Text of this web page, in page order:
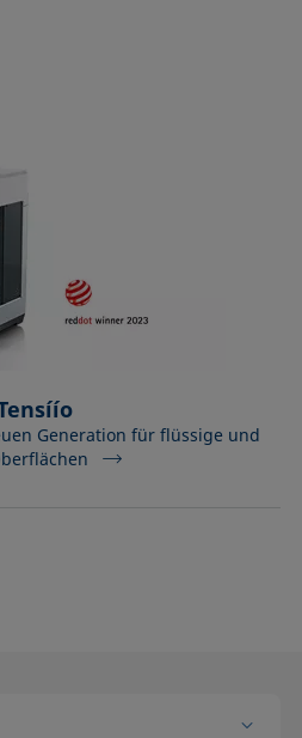
Generation für flüssige und